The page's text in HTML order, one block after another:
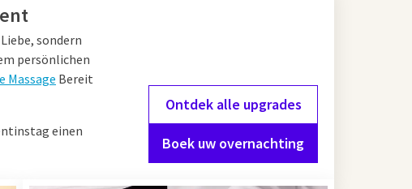
sondern
persönlichen
Massage Bereit
einen
Ontdek alle upgrades
Boek uw overnachting